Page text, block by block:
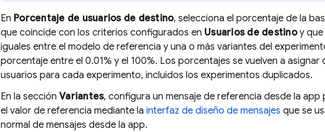
En Porcentaje de usuarios de destino, selecciona el porcentaje de la
que coincide con los criterios configurados en Usuarios de destinoy que
iguales entre el modelo de referencia y una o más variantes del
porcentaje entre el 0.01% y el 100%. Los porcentajes se vuelven a asignar
usuarios para cada experimento, incluidos los experimentos duplicados.
En la sección Variantes, configura un mensaje de referencia desde la
el valor de referencia mediante la interfaz de diseño de mensajes que se
normal de mensajes desde la app.